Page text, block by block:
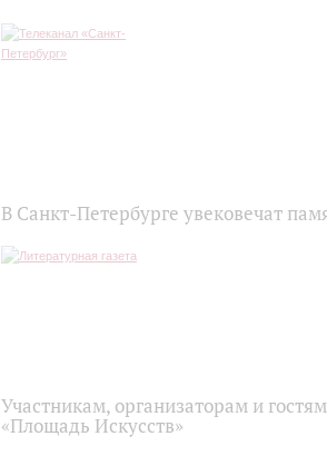
В Санкт-Петербурге увековечат
Участникам, организаторам и
«Площадь Искусств»